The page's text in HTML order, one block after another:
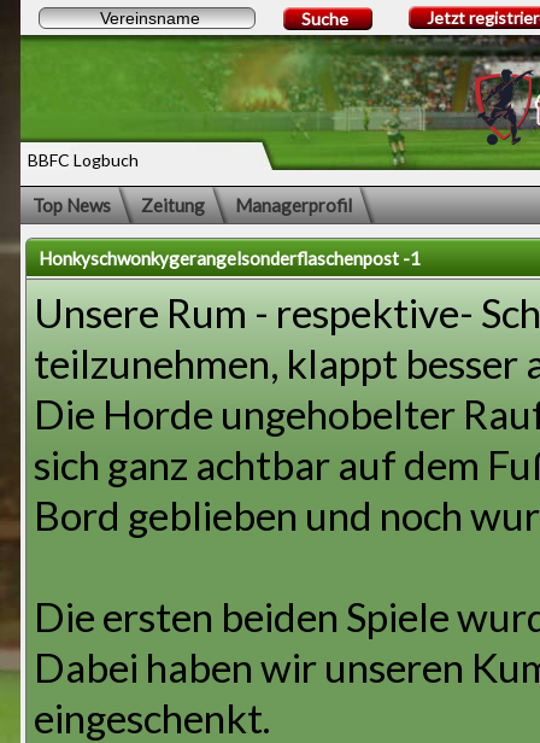
BBFC Logbuch
Suche Jetzt
Top News Zeitung Managerprofil
Honkyschwonkygerangelsonderflaschenpost -1
Unsere Rum - respektive-
teilzunehmen, klappt besser
Die Horde ungehobelter
sich ganz achtbar auf dem
Bord geblieben und noch
Die ersten beiden Spiele
Dabei haben wir unseren
eingeschenkt.